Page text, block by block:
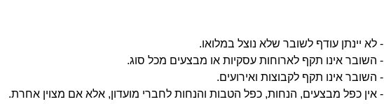
- לא יינתן עודף לשובר שלא נוצל במלואו.
- השובר אינו תקף לארוחות עסקיות או מבצעים מכל סוג.
- השובר אינו תקף לקבוצות ואירועים.
- אין כפל מבצעים, הנחות, כפל הטבות והנחות לחברי מועדון, אלא אם מצוין אחרת.